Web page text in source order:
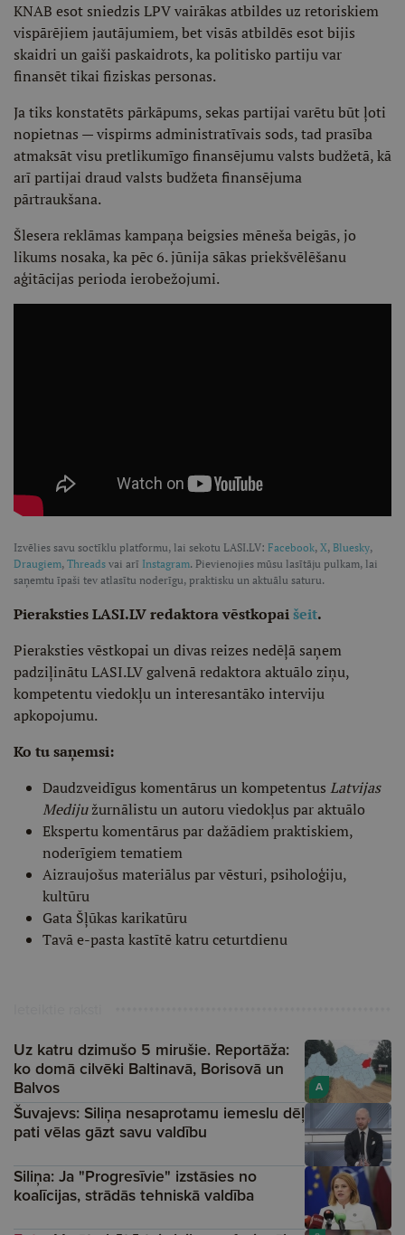
KNAB esot sniedzis LPV vairākas atbildes uz retoriskiem
vispārējiem jautājumiem, bet visās atbildēs esot bijis
skaidri un gaiši paskaidrots, ka politisko partiju var
finansēt tikai fiziskas personas.
Ja tiks konstatēts pārkāpums, sekas partijai varētu būt ļoti
nopietnas — vispirms administratīvais sods, tad prasība
atmaksāt visu pretlikumīgo finansējumu valsts budžetā, kā
arī partijai draud valsts budžeta finansējuma
pārtraukšana.
Šlesera reklāmas kampaņa beigsies mēneša beigās, jo
likums nosaka, ka pēc 6. jūnija sākas priekšvēlēšanu
aģitācijas perioda ierobežojumi.
Izvēlies savu soctīklu platformu, lai sekotu LASI.LV: Facebook, X, Bluesky,
Draugiem, Threads vai arī Instagram. Pievienojies mūsu lasītāju pulkam, lai
saņemtu īpaši tev atlasītu noderīgu, praktisku un aktuālu saturu.
Pieraksties LASI.LV redaktora vēstkopaišeit.
Pieraksties vēstkopai un divas reizes nedēļā saņem
padziļinātu LASI.LV galvenā redaktora aktuālo ziņu,
kompetentu viedokļu un interesantāko interviju
apkopojumu.
Ko tu saņemsi:
Daudzveidīgus komentārus un kompetentus Latvijas
Medijužurnālistu un autoru viedokļus par aktuālo
Ekspertu komentārus par dažādiem praktiskiem,
noderīgiem tematiem
Aizraujošus materiālus par vēsturi, psiholoģiju,
kultūru
Gata Šļūkas karikatūru
Tavā e-pasta kastītē katru ceturtdienu
A
Uz katru dzimušo 5 mirušie. Reportāža:
ko domā cilvēki Baltinavā, Borisovā un
Balvos
Šuvajevs: Siliņa nesaprotamu iemeslu dēļ
pati vēlas gāzt savu valdību
Siliņa: Ja "Progresīvie" izstāsies no
koalīcijas, strādās tehniskā valdība